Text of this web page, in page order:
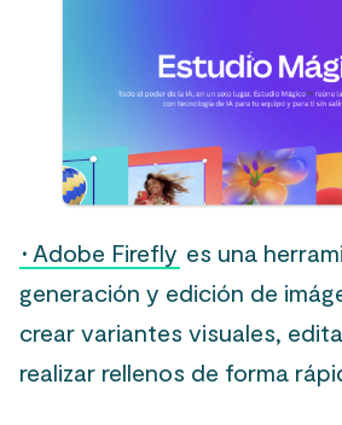
· Adobe Firefly es una
generación y edición de
crear variantes visuales,
realizar rellenos de forma